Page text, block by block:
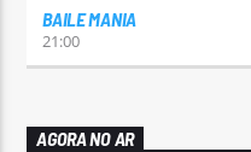
BAILE MANIA
21:00
AGORA NO AR